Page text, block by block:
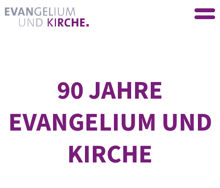
90 JAHRE
EVANGELIUM UND
KIRCHE